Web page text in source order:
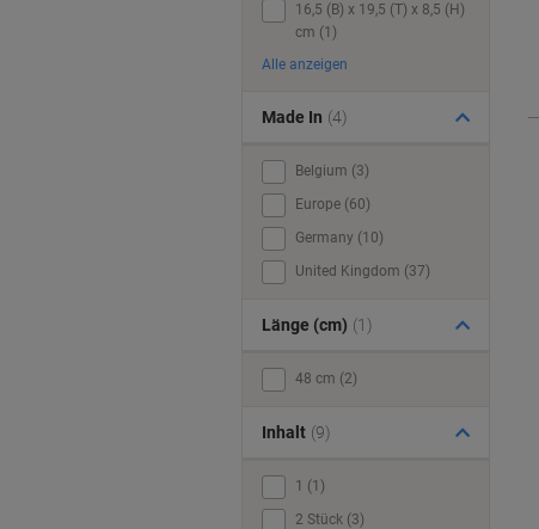
16,5 (B) x 19,5 (T) x 8,5 (H)
cm (1)
Alle anzeigen
Made In (4)
Belgium (3)
Europe (60)
Germany (10)
United Kingdom (37)
Länge (cm) (1)
48 cm (2)
Inhalt (9)
1 (1)
2 Stück (3)